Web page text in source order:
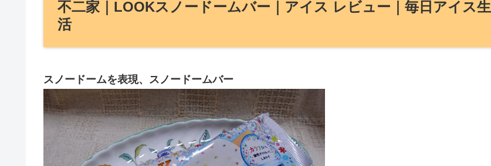
不二家｜LOOKスノードームバー｜アイス レビュー｜毎日アイス生
活
スノードームを表現、スノードームバー